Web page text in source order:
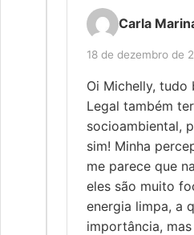
Carla
18 de dezembro de
Oi Michelly, tudo
Legal também
socioambiental,
sim! Minha
me parece que
eles são muito
energia limpa, a
importância,